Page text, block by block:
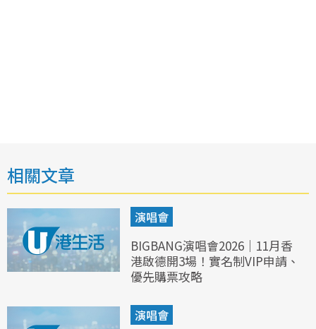
相關文章
演唱會
BIGBANG演唱會2026｜11月香
港啟德開3場！實名制VIP申請、
優先購票攻略
演唱會